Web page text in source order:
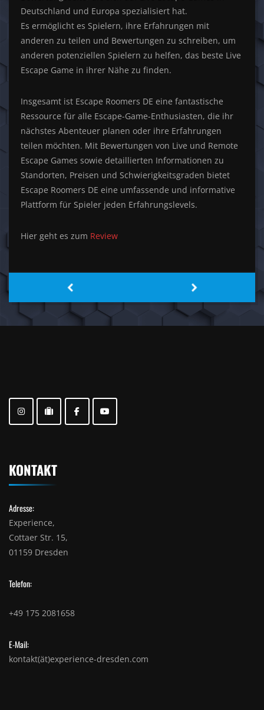
Deutschland und Europa spezialisiert hat.
Es ermöglicht es Spielern, ihre Erfahrungen mit
anderen zu teilen und Bewertungen zu schreiben, um
anderen potenziellen Spielern zu helfen, das beste Live
Escape Game in ihrer Nähe zu finden.
Insgesamt ist Escape Roomers DE eine fantastische
Ressource für alle Escape-Game-Enthusiasten, die ihr
nächstes Abenteuer planen oder ihre Erfahrungen
teilen möchten. Mit Bewertungen von Live und Remote
Escape Games sowie detaillierten Informationen zu
Standorten, Preisen und Schwierigkeitsgraden bietet
Escape Roomers DE eine umfassende und informative
Plattform für Spieler jeden Erfahrungslevels.
Hier geht es zum Review
KONTAKT
Adresse:
Experience,
Cottaer Str. 15,
01159 Dresden
Telefon:
+49 175 2081658
E-Mail:
kontakt(ät)experience-dresden.com